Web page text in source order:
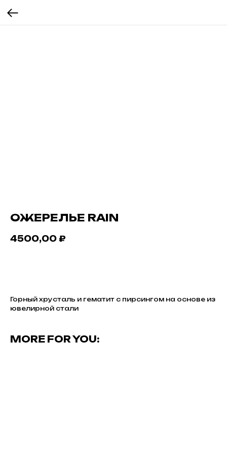
ОЖЕРЕЛЬЕ RAIN
4500,00 ₽
Горный хрусталь и гематит с пирсингом на основе из
ювелирной стали
MORE FOR YOU: